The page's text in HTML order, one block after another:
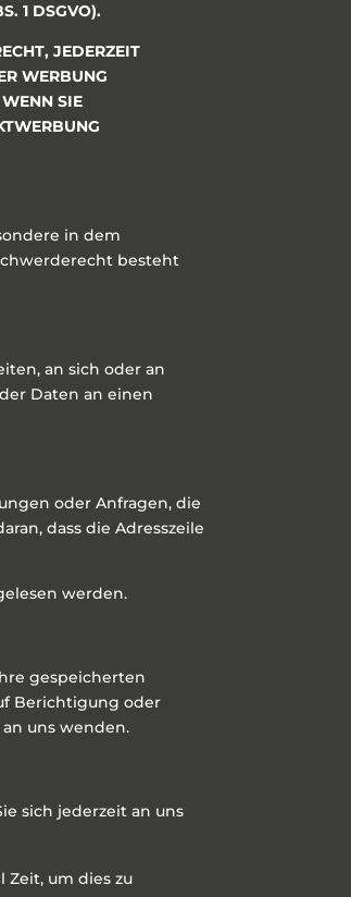
1 DSGVO).
JEDERZEIT
WERBUNG
SIE
in dem
besteht
an sich oder an
Daten an einen
oder Anfragen, die
dass die Adresszeile
werden.
gespeicherten
Berichtigung oder
uns wenden.
sich jederzeit an uns
um dies zu